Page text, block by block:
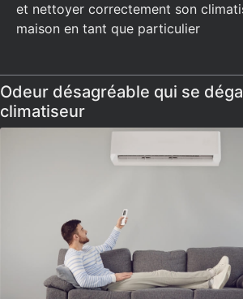
et nettoyer correctement son
maison en tant que particulier
Odeur désagréable qui se
climatiseur